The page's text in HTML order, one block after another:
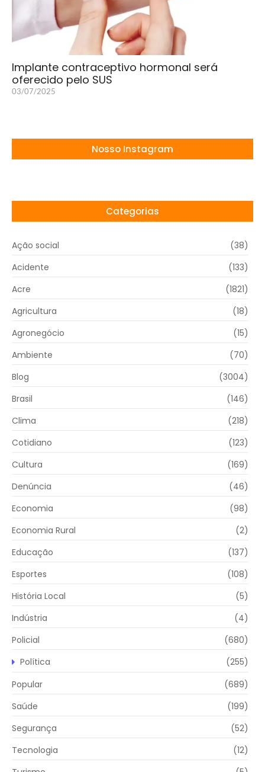
Implante contraceptivo hormonal será
oferecido pelo SUS
03/07/2025
Nosso Instagram
Categorias
Ação social
(38)
Acidente
(133)
Acre
(1821)
Agricultura
(18)
Agronegócio
(15)
Ambiente
(70)
Blog
(3004)
Brasil
(146)
Clima
(218)
Cotidiano
(123)
Cultura
(169)
Denúncia
(46)
Economia
(98)
Economia Rural
(2)
Educação
(137)
Esportes
(108)
História Local
(5)
Indústria
(4)
Policial
(680)
Política
(255)
Popular
(689)
Saúde
(199)
Segurança
(52)
Tecnologia
(12)